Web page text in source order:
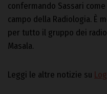
confermando Sassari
campo della Radiologia. È
per tutto il gruppo dei
Masala.
Leggi le altre notizie su